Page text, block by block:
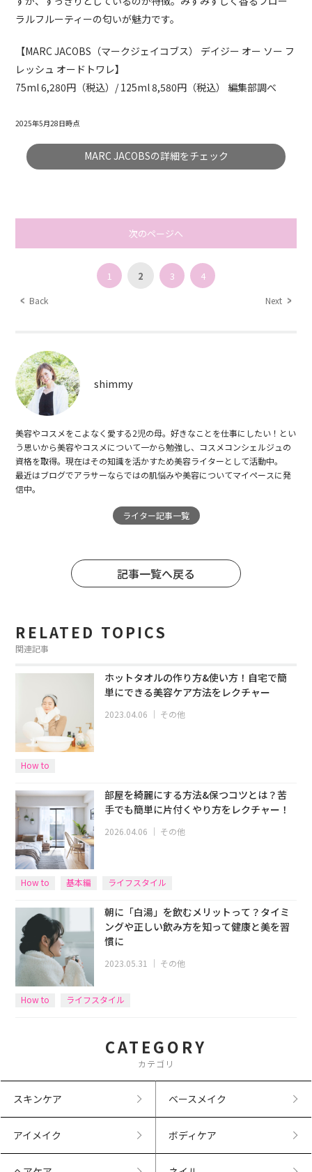
ラルフルーティーの匂いが魅力です。
【MARC JACOBS（マークジェイコブス） デイジー オー ソー フ
レッシュ オードトワレ】
75ml6,280円（税込）/ 125ml8,580円（税込） 編集部調べ
2025年5月28日時点
MARC JACOBSの詳細をチェック
次のページへ
Back
1 2 3 4
Next
shimmy
美容やコスメをこよなく愛する2児の母。好きなことを仕事にしたい！とい
う思いから美容やコスメについて一から勉強し、コスメコンシェルジュの
資格を取得。現在はその知識を活かすため美容ライターとして活動中。
最近はブログでアラサーならではの肌悩みや美容についてマイペースに発
信中。
ライター記事一覧
記事一覧へ戻る
RELATED TOPICS
関連記事
ホットタオルの作り方&使い方！自宅で簡
単にできる美容ケア方法をレクチャー
2023.04.06 ｜ その他
How to
部屋を綺麗にする方法&保つコツとは？苦
手でも簡単に片付くやり方をレクチャー！
2026.04.06 ｜ その他
How to 基本編 ライフスタイル
朝に「白湯」を飲むメリットって？タイミ
ングや正しい飲み方を知って健康と美を習
慣に
2023.05.31 ｜ その他
How to ライフスタイル
CATEGORY
カテゴリ
スキンケア ベースメイク
アイメイク ボディケア